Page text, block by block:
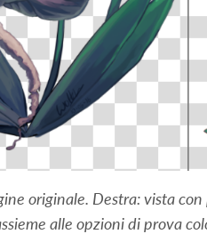
originale. Destra: vista
alle opzioni di prova